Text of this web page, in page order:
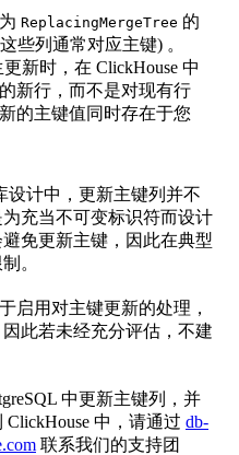
ReplacingMergeTree 的
些列通常对应主键) 。
新时，在 ClickHouse 中
新行，而不是对现有行
的主键值同时存在于您
设计中，更新主键列并不
充当不可变标识符而设计
免更新主键，因此在典型
。
启用对主键更新的处理，
此若未经充分评估，不建
中更新主键列，并
中，请通过 db-
联系我们的支持团